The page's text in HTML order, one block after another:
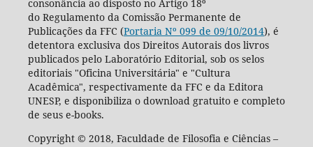
consonância ao disposto no Artigo 18º
do Regulamento da Comissão Permanente de
Publicações da FFC (Portaria Nº 099 de 09/10/2014), é
detentora exclusiva dos Direitos Autorais dos livros
publicados pelo Laboratório Editorial, sob os selos
editoriais "Oficina Universitária" e "Cultura
Acadêmica", respectivamente da FFC e da Editora
UNESP, e disponibiliza o download gratuito e completo
de seus e-books.
Copyright © 2018, Faculdade de Filosofia e Ciências –